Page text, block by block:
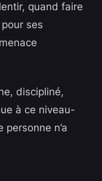
quand faire
ses
discipliné,
à ce niveau-
n’a